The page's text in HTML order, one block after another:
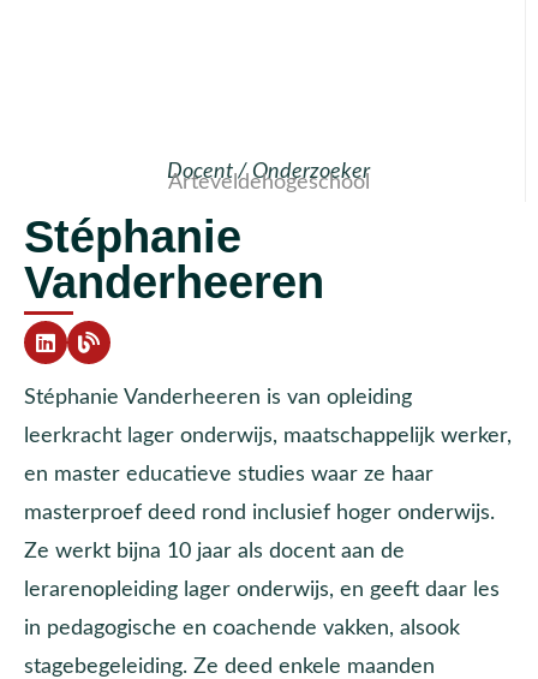
Docent / Onderzoeker
Arteveldehogeschool
Stéphanie
Vanderheeren
Stéphanie Vanderheeren is van opleiding
leerkracht lager onderwijs, maatschappelijk werker,
en master educatieve studies waar ze haar
masterproef deed rond inclusief hoger onderwijs.
Ze werkt bijna 10 jaar als docent aan de
lerarenopleiding lager onderwijs, en geeft daar les
in pedagogische en coachende vakken, alsook
stagebegeleiding. Ze deed enkele maanden